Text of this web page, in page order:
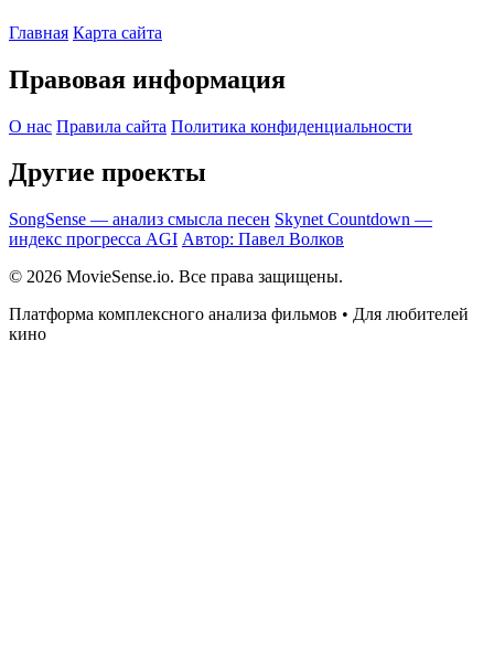
Главная Карта сайта
Правовая информация
О нас Правила сайта Политика конфиденциальности
Другие проекты
SongSense — анализ смысла песен Skynet Countdown —
индекс прогресса AGI Автор: Павел Волков
© 2026 MovieSense.io. Все права защищены.
Платформа комплексного анализа фильмов • Для любителей
кино